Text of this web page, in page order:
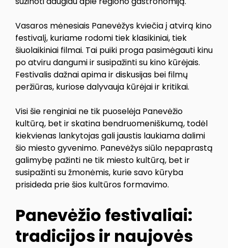
Vasaros mėnesiais Panevėžys kviečia į atvirą kino
festivalį, kuriame rodomi tiek klasikiniai, tiek
šiuolaikiniai filmai. Tai puiki proga pasimėgauti kinu
po atviru dangumi ir susipažinti su kino kūrėjais.
Festivalis dažnai apima ir diskusijas bei filmų
peržiūras, kuriose dalyvauja kūrėjai ir kritikai.
Visi šie renginiai ne tik puoselėja Panevėžio
kultūrą, bet ir skatina bendruomeniškumą, todėl
kiekvienas lankytojas gali jaustis laukiama dalimi
šio miesto gyvenimo. Panevėžys siūlo nepaprastą
galimybę pažinti ne tik miesto kultūrą, bet ir
susipažinti su žmonėmis, kurie savo kūryba
prisideda prie šios kultūros formavimo.
Panevėžio festivaliai:
tradicijos ir naujovės